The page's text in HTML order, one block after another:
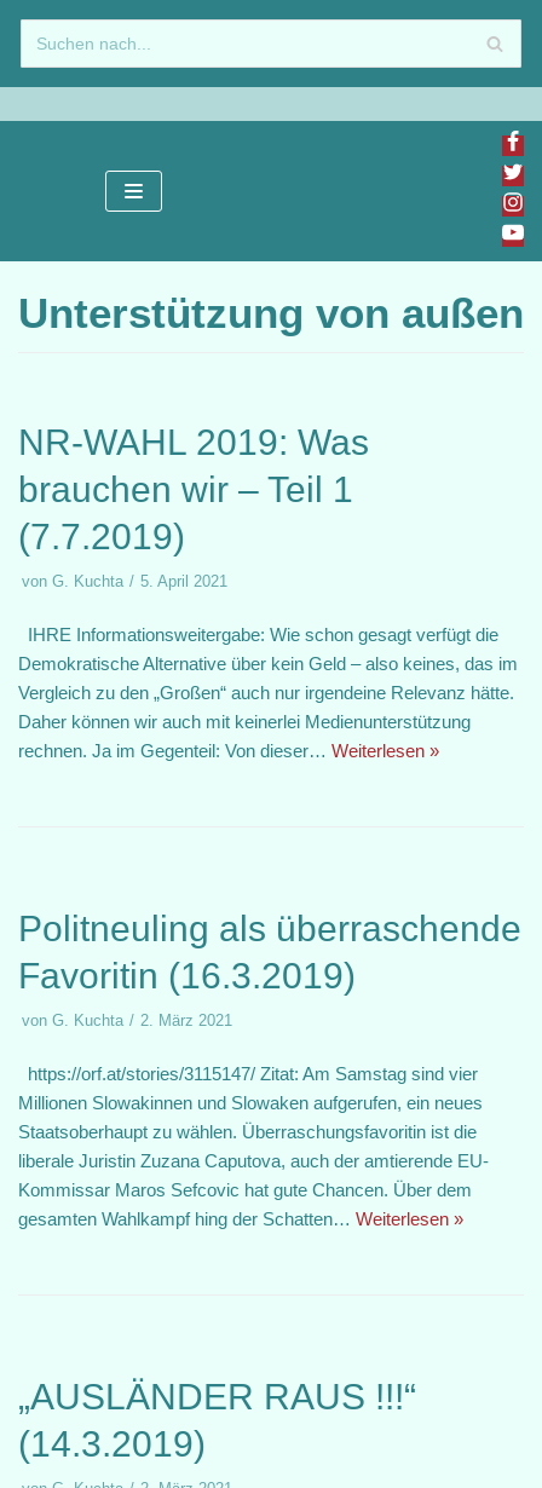
Zum
Inhalt
springen
Unterstützung von außen
NR-WAHL 2019: Was
brauchen wir – Teil 1
(7.7.2019)
von G. Kuchta 5. April 2021
IHRE Informationsweitergabe: Wie schon gesagt verfügt die
Demokratische Alternative über kein Geld – also keines, das im
Vergleich zu den „Großen“ auch nur irgendeine Relevanz hätte.
Daher können wir auch mit keinerlei Medienunterstützung
rechnen. Ja im Gegenteil: Von dieser… Weiterlesen »
Politneuling als überraschende
Favoritin (16.3.2019)
von G. Kuchta 2. März 2021
https://orf.at/stories/3115147/ Zitat: Am Samstag sind vier
Millionen Slowakinnen und Slowaken aufgerufen, ein neues
Staatsoberhaupt zu wählen. Überraschungsfavoritin ist die
liberale Juristin Zuzana Caputova, auch der amtierende EU-
Kommissar Maros Sefcovic hat gute Chancen. Über dem
gesamten Wahlkampf hing der Schatten… Weiterlesen »
„AUSLÄNDER RAUS !!!“
(14.3.2019)